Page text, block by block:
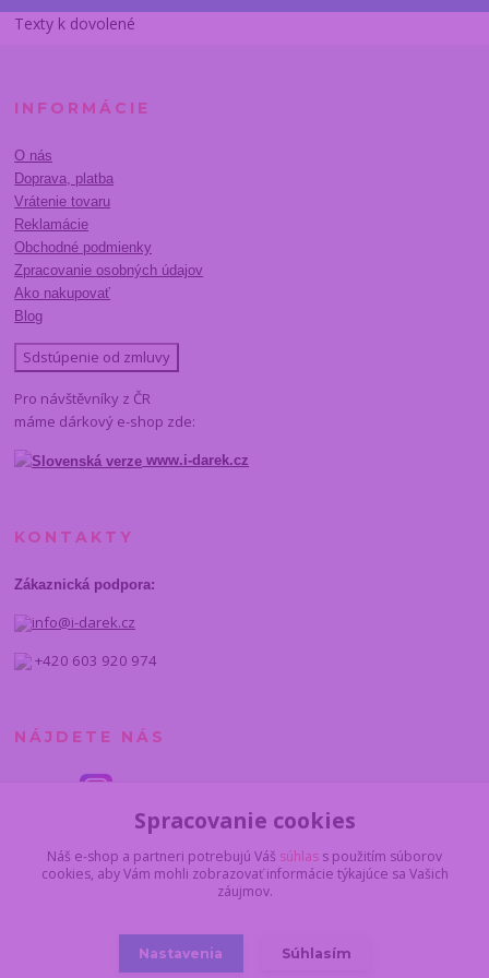
Texty k dovolené
INFORMÁCIE
O nás
Doprava, platba
Vrátenie tovaru
Reklamácie
Obchodné podmienky
Zpracovanie osobných údajov
Ako nakupovať
Blog
Sdstúpenie od zmluvy
Pro návštěvníky z ČR
máme dárkový e-shop zde:
www.i-darek.cz
KONTAKTY
Zákaznická podpora:
info@i-darek.cz
+420 603 920 974
NÁJDETE NÁS
Spracovanie cookies
Náš e-shop a partneri potrebujú Váš súhlas s použitím súborov
cookies, aby Vám mohli zobrazovať informácie týkajúce sa Vašich
záujmov.
Nastavenia Súhlasím